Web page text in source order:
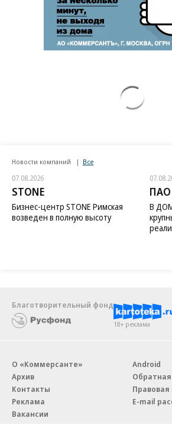
Новости компаний Все
07.08.2026
STONE
Бизнес-центр STONE Римская
возведен в полную высоту
В
Благотворительный фонд
18+ реклама
О «Коммерсанте»
Архив
Контакты
Реклама
Вакансии
Android
Обратная
E-mail